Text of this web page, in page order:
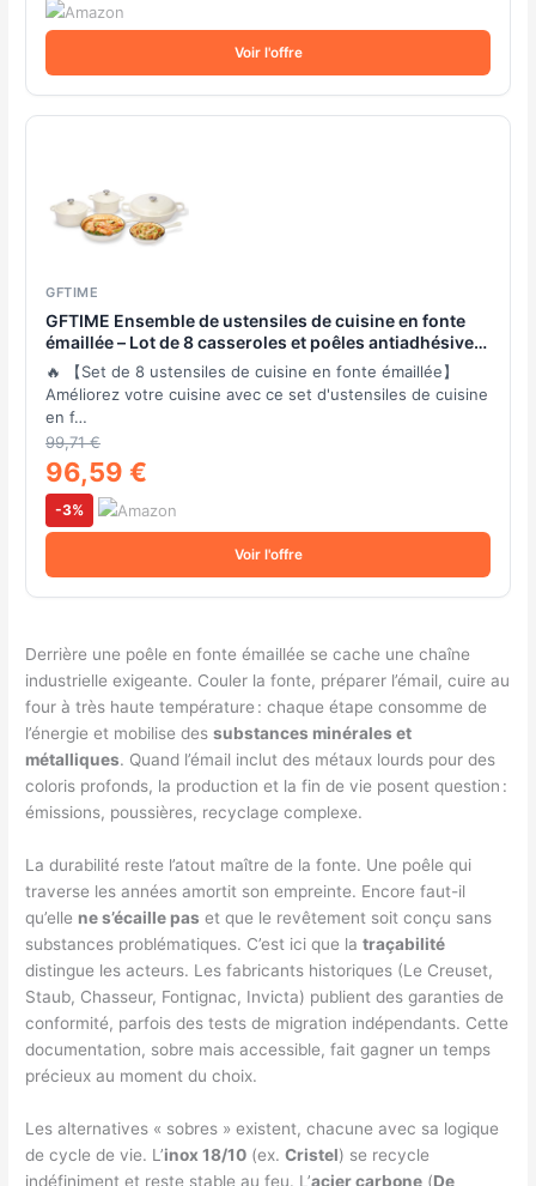
Voir l'offre
GFTIME
GFTIME Ensemble de ustensiles de cuisine en fonte
émaillée – Lot de 8 casseroles et poêles antiadhésives
avec couvercles, four néerlandais, poêle, casserole
pour tous les types de plaques de cuisson
🔥 【Set de 8 ustensiles de cuisine en fonte émaillée】
Améliorez votre cuisine avec ce set d'ustensiles de cuisine
en f…
99,71 €
96,59 €
-3%
Voir l'offre
Derrière une poêle en fonte émaillée se cache une chaîne
industrielle exigeante. Couler la fonte, préparer l’émail, cuire au
four à très haute température : chaque étape consomme de
l’énergie et mobilise dessubstances minérales et
métalliques. Quand l’émail inclut des métaux lourds pour des
coloris profonds, la production et la fin de vie posent question :
émissions, poussières, recyclage complexe.
La durabilité reste l’atout maître de la fonte. Une poêle qui
traverse les années amortit son empreinte. Encore faut-il
qu’elle ne s’écaille pas et que le revêtement soit conçu sans
substances problématiques. C’est ici que latraçabilité
distingue les acteurs. Les fabricants historiques (Le Creuset,
Staub, Chasseur, Fontignac, Invicta) publient des garanties de
conformité, parfois des tests de migration indépendants. Cette
documentation, sobre mais accessible, fait gagner un temps
précieux au moment du choix.
Les alternatives « sobres » existent, chacune avec sa logique
de cycle de vie. L’inox 18/10 (ex.Cristel) se recycle
indéfiniment et reste stable au feu. L’acier carbone (De